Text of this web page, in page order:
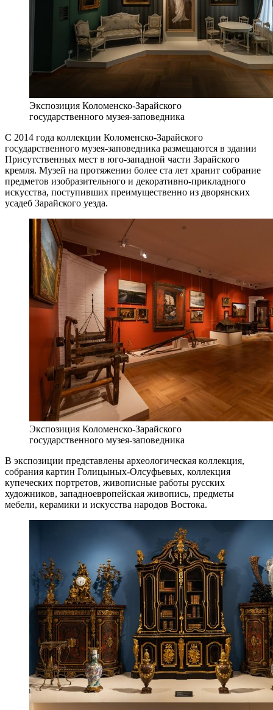
Экспозиция Коломенско-Зарайского
государственного музея-заповедника
С 2014 года коллекции Коломенско-Зарайского
государственного музея-заповедника размещаются в здании
Присутственных мест в юго-западной части Зарайского
кремля. Музей на протяжении более ста лет хранит собрание
предметов изобразительного и декоративно-прикладного
искусства, поступивших преимущественно из дворянских
усадеб Зарайского уезда.
Экспозиция Коломенско-Зарайского
государственного музея-заповедника
В экспозиции представлены археологическая коллекция,
собрания картин Голицыных-Олсуфьевых, коллекция
купеческих портретов, живописные работы русских
художников, западноевропейская живопись, предметы
мебели, керамики и искусства народов Востока.